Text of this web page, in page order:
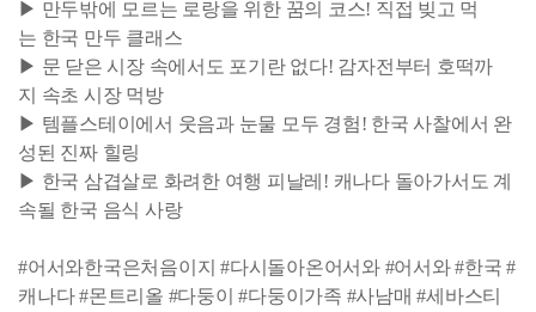
▶ 만두밖에 모르는 로랑을 위한 꿈의 코스! 직접 빚고 먹
는 한국 만두 클래스
▶ 문 닫은 시장 속에서도 포기란 없다! 감자전부터 호떡까
지 속초 시장 먹방
▶ 템플스테이에서 웃음과 눈물 모두 경험! 한국 사찰에서 완
성된 진짜 힐링
▶ 한국 삼겹살로 화려한 여행 피날레! 캐나다 돌아가서도 계
속될 한국 음식 사랑
#어서와한국은처음이지 #다시돌아온어서와 #어서와 #한국 #
캐나다 #몬트리올 #다둥이 #다둥이가족 #사남매 #세바스티